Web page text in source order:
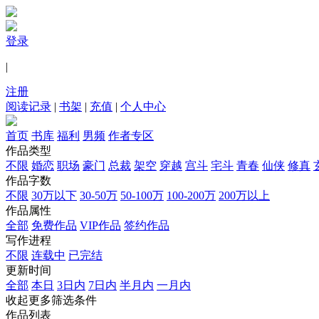
登录
|
注册
阅读记录 | 书架 | 充值 | 个人中心
首页 书库 福利 男频 作者专区
作品类型
不限 婚恋 职场 豪门 总裁 架空 穿越 宫斗 宅斗 青春 仙侠 修真
作品字数
不限 30万以下 30-50万 50-100万 100-200万 200万以上
作品属性
全部 免费作品 VIP作品 签约作品
写作进程
不限 连载中 已完结
更新时间
全部 本日 3日内 7日内 半月内 一月内
收起更多筛选条件
作品列表